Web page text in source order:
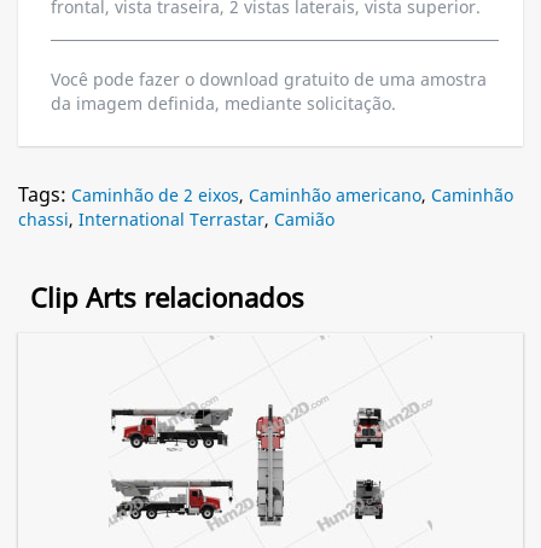
frontal, vista traseira, 2 vistas laterais, vista superior.
Você pode fazer o download gratuito de uma amostra
da imagem definida, mediante solicitação.
Tags: Caminhão de 2 eixos, Caminhão americano, Caminhão
chassi, International Terrastar, Camião
Clip Arts relacionados